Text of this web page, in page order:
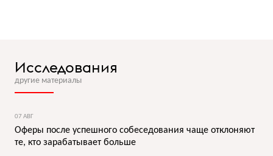
Исследования
другие материалы
07 АВГ
Оферы после успешного собеседования чаще отклоняют
те, кто зарабатывает больше